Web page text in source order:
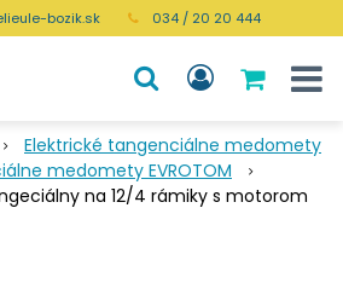
bozik.sk 034 / 20 20 444
Elektrické tangenciálne medomety
medomety EVROTOM
na 12/4 rámiky s motorom